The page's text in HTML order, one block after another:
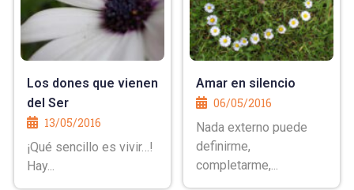
Los dones que vienen
del Ser
13/05/2016
¡Qué sencillo es vivir…!
Hay...
Amar en silencio
06/05/2016
Nada externo puede
definirme,
completarme,...